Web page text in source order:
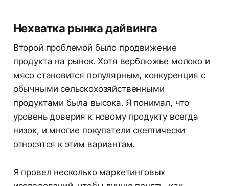
Нехватка рынка дайвинга
Второй проблемой было продвижение
продукта на рынок. Хотя верблюжье молоко и
мясо становится популярным, конкуренция с
обычными сельскохозяйственными
продуктами была высока. Я понимал, что
уровень доверия к новому продукту всегда
низок, и многие покупатели скептически
относятся к этим вариантам.
Я провел несколько маркетинговых